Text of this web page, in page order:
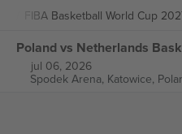
FIBA Basketball World Cup
jul 06, 2026
Spodek Arena, Katowice,